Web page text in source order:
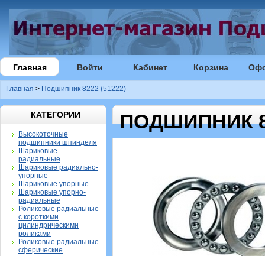
Главная Войти Кабинет Корзина
Главная > Подшипник 8222 (51222)
КАТЕГОРИИ
Высокоточные
подшипники шпинделя
Шариковые
радиальные
Шариковые радиально-
упорные
Шариковые упорные
Шариковые упорно-
радиальные
Роликовые радиальные
с короткими
цилиндрическими
роликами
Роликовые радиальные
сферические
ПОДШИПНИК